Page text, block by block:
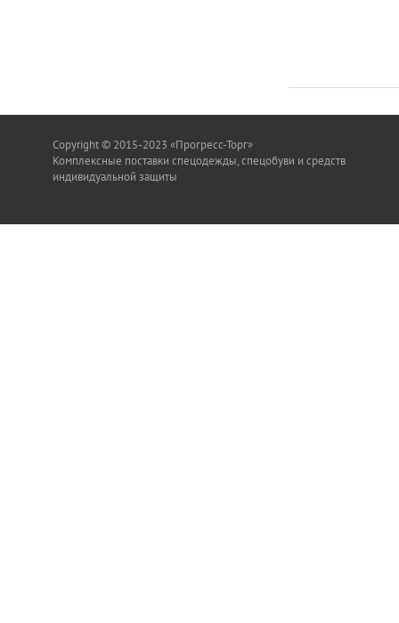
Copyright © 2015-2023 «Прогресс-Торг»
Комплексные поставки спецодежды, спецобуви и средств
индивидуальной защиты